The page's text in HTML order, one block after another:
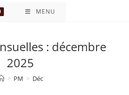
MENU
: décembre
2025
> PM > Déc